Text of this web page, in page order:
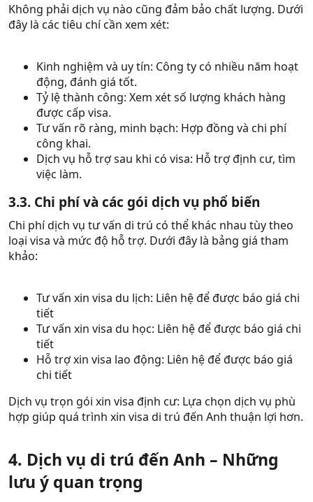
Không phải dịch vụ nào cũng đảm bảo chất lượng. Dưới
đây là các tiêu chí cần xem xét:
Kinh nghiệm và uy tín: Công ty có nhiều năm hoạt
động, đánh giá tốt.
Tỷ lệ thành công: Xem xét số lượng khách hàng
được cấp visa.
Tư vấn rõ ràng, minh bạch: Hợp đồng và chi phí
công khai.
Dịch vụ hỗ trợ sau khi có visa: Hỗ trợ định cư, tìm
việc làm.
3.3. Chi phí và các gói dịch vụ phổ biến
Chi phí dịch vụ tư vấn di trú có thể khác nhau tùy theo
loại visa và mức độ hỗ trợ. Dưới đây là bảng giá tham
khảo:
Tư vấn xin visa du lịch: Liên hệ để được báo giá chi
tiết
Tư vấn xin visa du học: Liên hệ để được báo giá chi
tiết
Hỗ trợ xin visa lao động: Liên hệ để được báo giá
chi tiết
Dịch vụ trọn gói xin visa định cư: Lựa chọn dịch vụ phù
hợp giúp quá trình xin visa di trú đến Anh thuận lợi hơn.
4. Dịch vụ di trú đến Anh – Những
lưu ý quan trọng